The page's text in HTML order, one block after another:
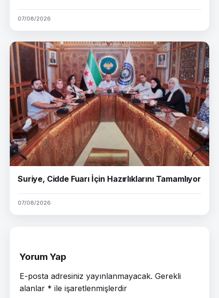
07/08/2026
Suriye, Cidde Fuarı İçin Hazırlıklarını Tamamlıyor
07/08/2026
Yorum Yap
E-posta adresiniz yayınlanmayacak. Gerekli
alanlar * ile işaretlenmişlerdir